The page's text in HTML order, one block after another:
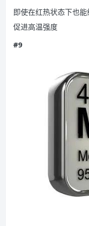
即使在红热状态下也
促进高温强度
#9